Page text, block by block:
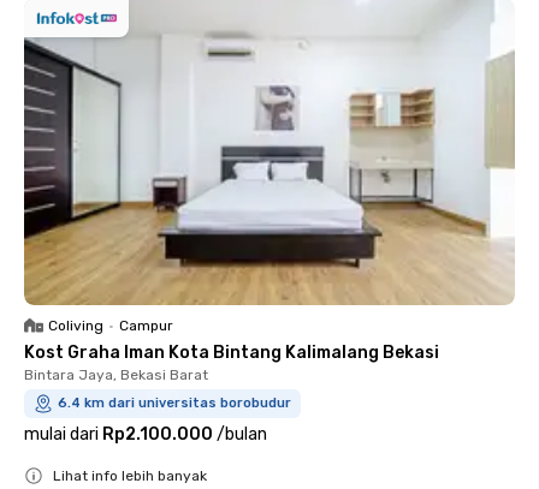
Coliving • Campur
Kost Graha Iman Kota Bintang Kalimalang Bekasi
Bintara Jaya, Bekasi Barat
6.4 km dari universitas borobudur
mulai dari Rp2.100.000 /bulan
Lihat info lebih banyak